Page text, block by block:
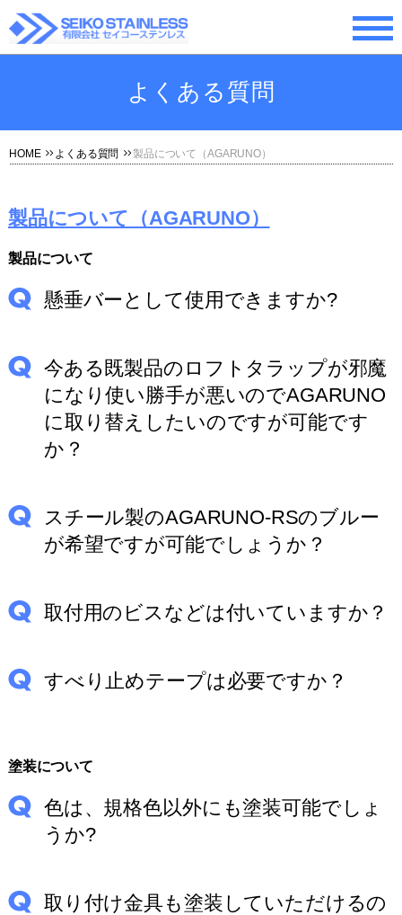
よくある質問
HOME よくある質問 製品について（AGARUNO）
製品について（AGARUNO）
製品について
懸垂バーとして使用できますか?
今ある既製品のロフトタラップが邪魔
になり使い勝手が悪いのでAGARUNO
に取り替えしたいのですが可能です
か？
スチール製のAGARUNO-RSのブルー
が希望ですが可能でしょうか？
取付用のビスなどは付いていますか？
すべり止めテープは必要ですか？
塗装について
色は、規格色以外にも塗装可能でしょ
うか?
取り付け金具も塗装していただけるの